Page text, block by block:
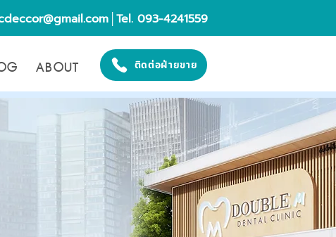
│Tel. 093-4241559
ABOUT ติดต่อฝ่ายขาย